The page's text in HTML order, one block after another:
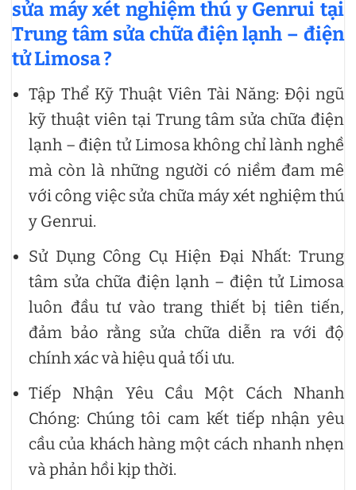
sửa máy xét nghiệm thú y Genrui tại
Trung tâm sửa chữa điện lạnh – điện
tử Limosa ?
Tập Thể Kỹ Thuật Viên Tài Năng: Đội ngũ
kỹ thuật viên tại Trung tâm sửa chữa điện
lạnh – điện tử Limosa không chỉ lành nghề
mà còn là những người có niềm đam mê
với công việc sửa chữa máy xét nghiệm thú
y Genrui.
Sử Dụng Công Cụ Hiện Đại Nhất: Trung
tâm sửa chữa điện lạnh – điện tử Limosa
luôn đầu tư vào trang thiết bị tiên tiến,
đảm bảo rằng sửa chữa diễn ra với độ
chính xác và hiệu quả tối ưu.
Tiếp Nhận Yêu Cầu Một Cách Nhanh
Chóng: Chúng tôi cam kết tiếp nhận yêu
cầu của khách hàng một cách nhanh nhẹn
và phản hồi kịp thời.